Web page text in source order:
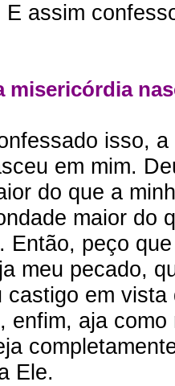
E assim
misericórdia
isso,
em mim.
do que a
maior do
Então, peço
meu pecado,
castigo em vista
enfim, aja como
Ele.